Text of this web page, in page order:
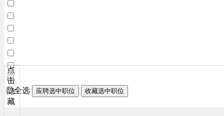
全选
应聘选中职位 收藏选中职位
点
击
隐
藏